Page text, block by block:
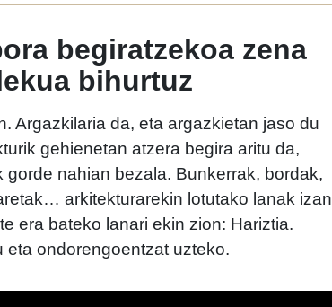
begiratzekoa zena
bihurtuz
Argazkilaria da, eta argazkietan jaso du
gehienetan atzera begira aritu da,
nahian bezala. Bunkerrak, bordak,
arkitekturarekin lotutako lanak izan
era bateko lanari ekin zion: Hariztia.
eta ondorengoentzat uzteko.